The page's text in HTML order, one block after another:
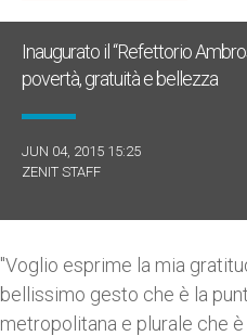
Inaugurato il “Refettorio
povertà, gratuità e bellezza
JUN 04, 2015 15:25
ZENIT STAFF
"Voglio esprime la mia
bellissimo gesto che è la
metropolitana e plurale che